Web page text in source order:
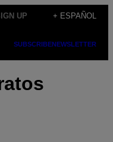
UP + ESPAÑOL
SUBSCRIBENEWSLETTER